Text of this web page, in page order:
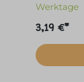
Werktage
3,19 €*